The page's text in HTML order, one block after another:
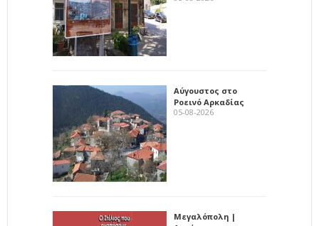
Αύγουστος στο
Ροεινό Αρκαδίας
05-08-2026
Μεγαλόπολη |